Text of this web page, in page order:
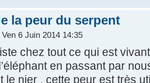
la peur du serpent
Ven 6 Juin 2014 14:35
chez tout ce qui est
en passant par
le nier , cette peur est très